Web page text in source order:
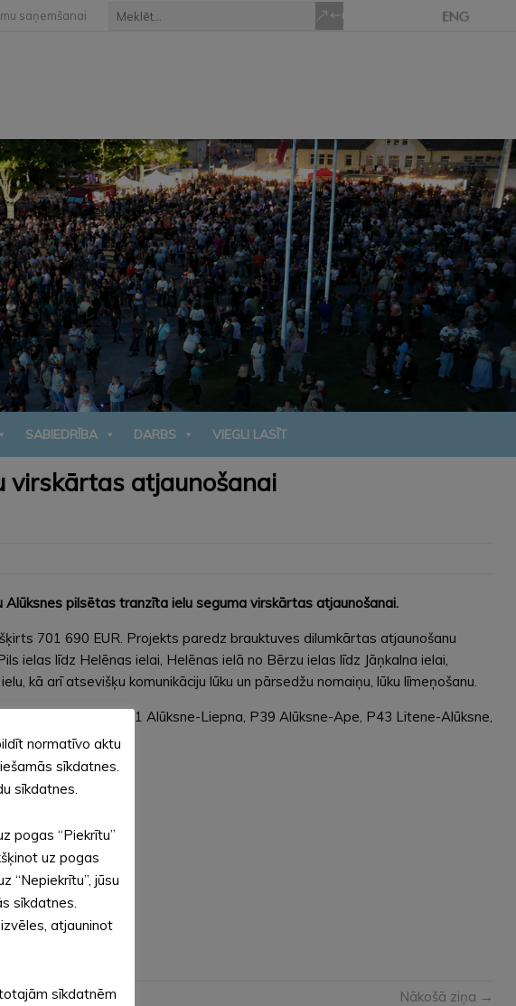
saņemšanai
SABIEDRĪBA DARBS VIEGLI LASĪT
virskārtas atjaunošanai
pilsētas tranzīta ielu seguma virskārtas atjaunošanai.
701 690 EUR. Projekts paredz brauktuves dilumkārtas atjaunošanu
ielas līdz Helēnas ielai, Helēnas ielā no Bērzu ielas līdz Jāņkalna ielai,
kā arī atsevišķu komunikāciju lūku un pārsedžu nomaiņu, lūku līmeņošanu.
autoceļiem P41 Alūksne-Liepna, P39 Alūksne-Ape, P43 Litene-Alūksne,
Nākošā ziņa →
normatīvo aktu
sīkdatnes.
sīkdatnes.
pogas “Piekrītu”
uz pogas
“Nepiekrītu”, jūsu
sīkdatnes.
atjauninot
sīkdatnēm